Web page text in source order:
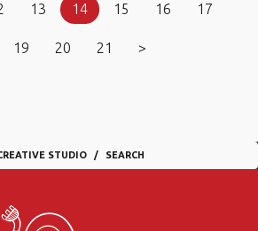
13 14 15 16 17
19 20 21 >
STUDIO SEARCH